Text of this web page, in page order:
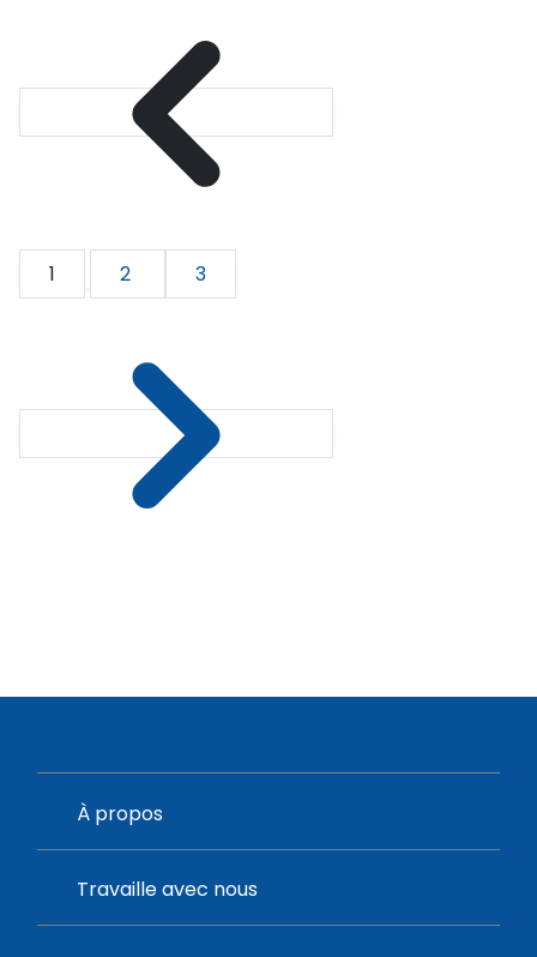
1 2 3
À propos
Travaille avec nous